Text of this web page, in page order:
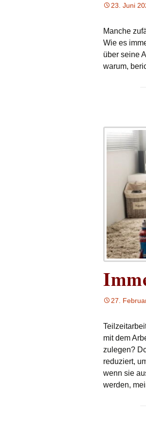
23. Juni
Manche
Wie es
über seine
warum,
27.
mit dem
zulegen?
reduziert,
wenn sie
werden,